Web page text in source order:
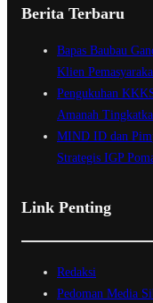
Berita Terbaru
Bapas Baubau
Klien
Pengukuhan
Amanah
MIND ID dan
Strategis IGP
Link Penting
Redaksi
Pedoman Media